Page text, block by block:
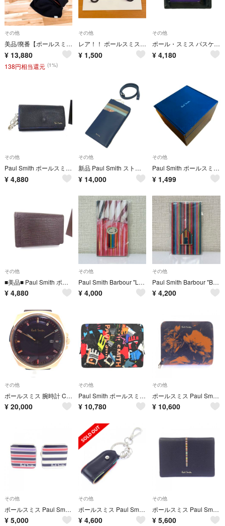
その他
美品/廃番【ポールスミス】ウール ニット フードウォーマー 黒ブラック×オレンジ
¥ 13,880
138円相当還元 (1%)
その他
レア！！ ポールスミス ミニクーパー ポストカード
¥ 1,500
その他
ポール・スミス パスケース メンズ Paul Smith
¥ 4,180
その他
Paul Smith ポールスミス レザー 4連 キーケース 鍵入れ メンズ レディース ブラック系 DP1311
¥ 4,880
その他
新品 Paul Smith ストライプスロット レザーフラグメントケース カードケース ターコイズ BPS376 スマホショルダー ポールスミス メンズ 5CH/E07206/LUL06/
¥ 14,000
その他
Paul Smith ポールスミス 腕時計用 空箱 ケース ギフトボックス
¥ 1,499
その他
■美品■ Paul Smith ポールスミス リザード型押しレザー カードケース カード入れ 名刺入れ ビジネス 紳士 メンズ ブラウン系 DN6103
¥ 4,880
その他
Paul Smith Barbour "Log Wood" ピンバッジ
¥ 4,000
その他
Paul Smith Barbour "Beach Hut" ピンバッジ
¥ 4,200
その他
ポールスミス 腕時計 Closed Eyes クローズド アイズ 1116-T021786 クォーツ メンズ ゴールド系 不動 ID67191 中古
¥ 20,000
その他
Paul Smith ポールスミス サイクルグローブ柄 ポリエステル/レザ― パソコンケース クラッチバッグ マルチカラー K2606-k028
¥ 10,780
その他
ポールスミス Paul Smith WALLET
¥ 10,600
その他
ポールスミス Paul Smith カフス
¥ 5,000
その他
ポールスミス Paul Smith KEY HOLDER
¥ 4,600
その他
ポールスミス Paul Smith CARD CASE
¥ 5,600